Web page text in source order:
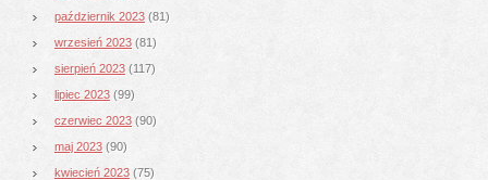
październik 2023 (81)
wrzesień 2023 (81)
sierpień 2023 (117)
lipiec 2023 (99)
czerwiec 2023 (90)
maj 2023 (90)
kwiecień 2023 (75)